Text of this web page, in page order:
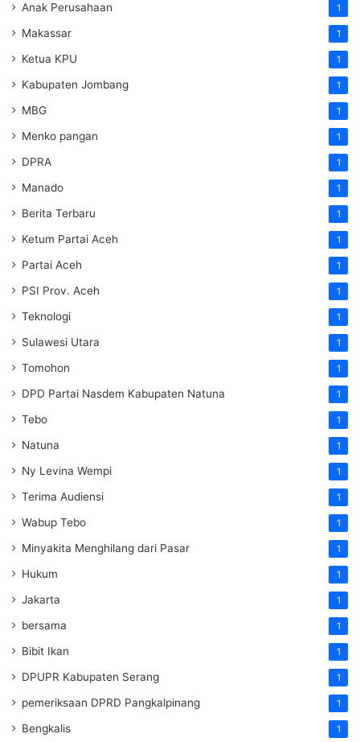
Anak Perusahaan 1
Makassar 1
Ketua KPU 1
Kabupaten Jombang 1
MBG 1
Menko pangan 1
DPRA 1
Manado 1
Berita Terbaru 1
Ketum Partai Aceh 1
Partai Aceh 1
PSI Prov. Aceh 1
Teknologi 1
Sulawesi Utara 1
Tomohon 1
DPD Partai Nasdem Kabupaten Natuna 1
Tebo 1
Natuna 1
Ny Levina Wempi 1
Terima Audiensi 1
Wabup Tebo 1
Minyakita Menghilang dari Pasar 1
Hukum 1
Jakarta 1
bersama 1
Bibit Ikan 1
DPUPR Kabupaten Serang 1
pemeriksaan DPRD Pangkalpinang 1
Bengkalis 1